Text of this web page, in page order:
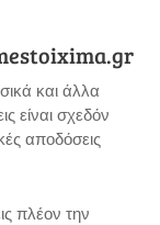
και άλλα
είναι σχεδόν
αποδόσεις
πλέον την